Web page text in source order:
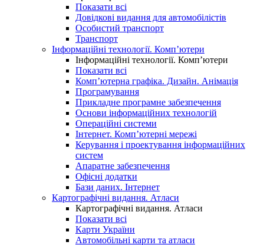
Показати всі
Довідкові видання для автомобілістів
Особистий транспорт
Транспорт
Інформаційні технології. Комп’ютери
Інформаційні технології. Комп’ютери
Показати всі
Комп’ютерна графіка. Дизайн. Анімація
Програмування
Прикладне програмне забезпечення
Основи інформаційних технологій
Операційні системи
Інтернет. Комп’ютерні мережі
Керування і проектування інформаційних
систем
Апаратне забезпечення
Офісні додатки
Бази даних. Інтернет
Картографічні видання. Атласи
Картографічні видання. Атласи
Показати всі
Карти України
Автомобільні карти та атласи